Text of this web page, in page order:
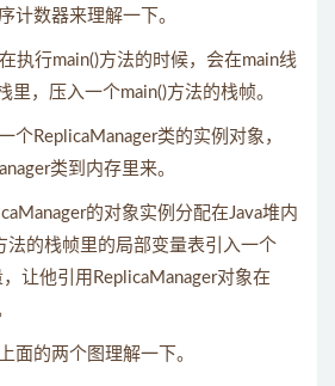
计数器来理解一下。
执行main()方法的时候，会在main线
里，压入一个main()方法的栈帧。
个ReplicaManager类的实例对象，
类到内存里来。
的对象实例分配在Java堆内
法的栈帧里的局部变量表引入一个
，让他引用ReplicaManager对象在
面的两个图理解一下。